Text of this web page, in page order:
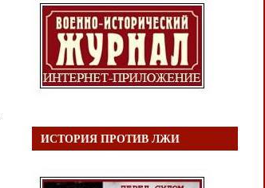
ИСТОРИЯ ПРОТИВ ЛЖИ